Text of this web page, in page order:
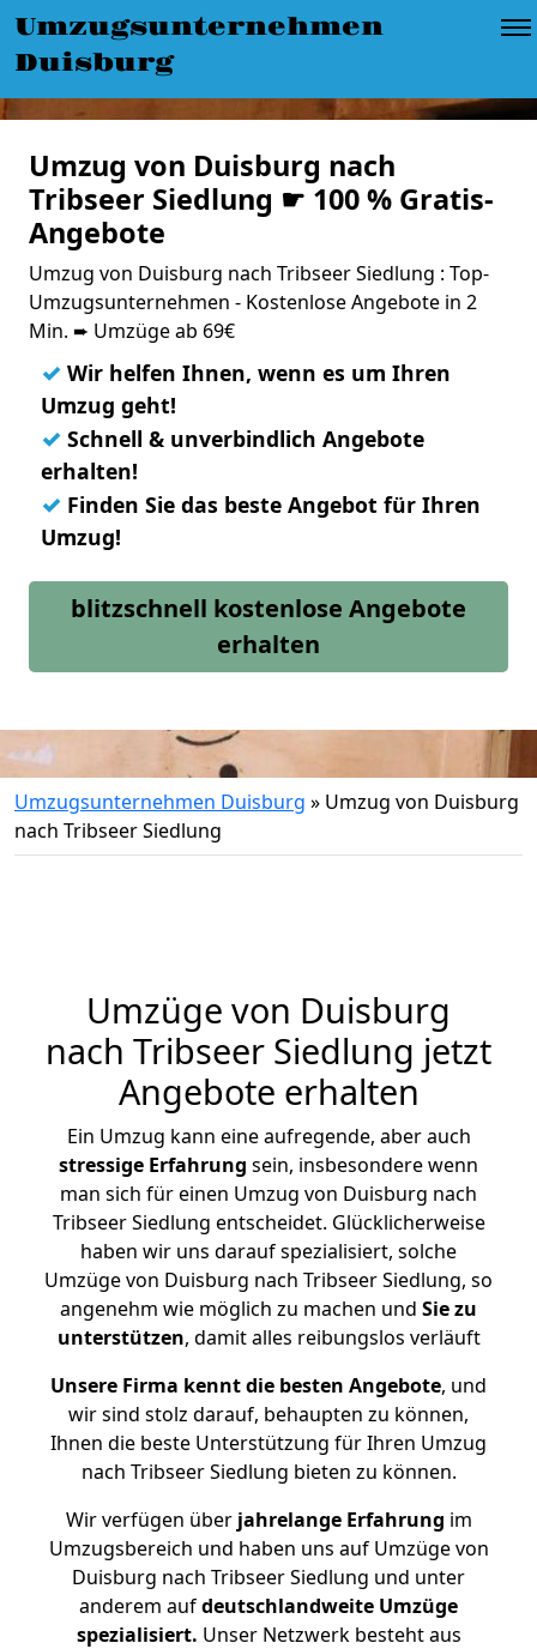
Umzugsunternehmen
Duisburg
Umzug von Duisburg nach
Tribseer Siedlung ☛ 100 % Gratis-
Angebote
Umzug von Duisburg nach Tribseer Siedlung : Top-
Umzugsunternehmen - Kostenlose Angebote in 2
Min. ➨ Umzüge ab 69€
✓ Wir helfen Ihnen, wenn es um Ihren
Umzug geht!
✓ Schnell & unverbindlich Angebote
erhalten!
✓ Finden Sie das beste Angebot für Ihren
Umzug!
blitzschnell kostenlose Angebote
erhalten
Umzugsunternehmen Duisburg » Umzug von Duisburg
nach Tribseer Siedlung
Umzüge von Duisburg
nach Tribseer Siedlung jetzt
Angebote erhalten
Ein Umzug kann eine aufregende, aber auch
stressige Erfahrung sein, insbesondere wenn
man sich für einen Umzug von Duisburg nach
Tribseer Siedlung entscheidet. Glücklicherweise
haben wir uns darauf spezialisiert, solche
Umzüge von Duisburg nach Tribseer Siedlung, so
angenehm wie möglich zu machen und Sie zu
unterstützen, damit alles reibungslos verläuft
Unsere Firma kennt die besten Angebote, und
wir sind stolz darauf, behaupten zu können,
Ihnen die beste Unterstützung für Ihren Umzug
nach Tribseer Siedlung bieten zu können.
Wir verfügen überjahrelange Erfahrung im
Umzugsbereich und haben uns auf Umzüge von
Duisburg nach Tribseer Siedlung und unter
anderem aufdeutschlandweite Umzüge
spezialisiert. Unser Netzwerk besteht aus